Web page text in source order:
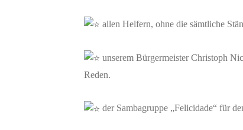
allen Helfern, ohne die sämtliche
unserem Bürgermeister Christoph
Reden.
der Sambagruppe „Felicidade“ für